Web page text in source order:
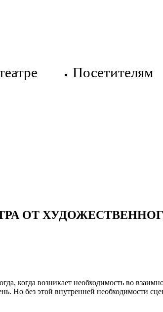
Посетителям
ОТ
когда возникает необходимость во
Но без этой внутренней необходимости